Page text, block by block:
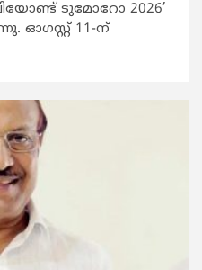
ടുമോറോ 2026’
ഓഗസ്റ്റ് 11-ന്